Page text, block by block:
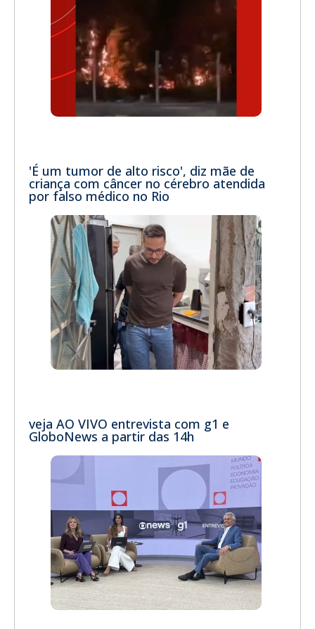
'É um tumor de alto risco', diz mãe de
criança com câncer no cérebro atendida
por falso médico no Rio
veja AO VIVO entrevista com g1 e
GloboNews a partir das 14h